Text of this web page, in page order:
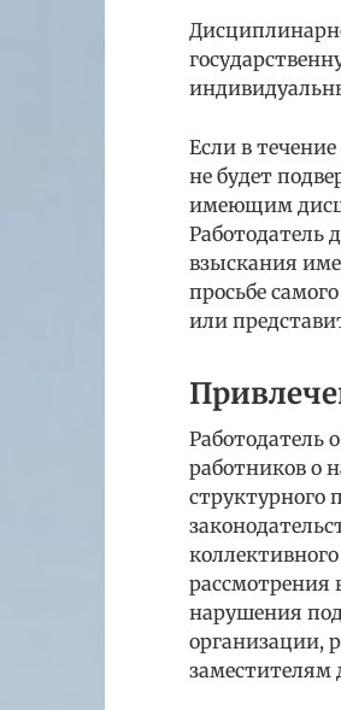
Если в
не будет
имеющим
Работодатель
взыскания
просьбе
или
Работодатель
работников о
структурного
рассмотрения
нарушения
организации,
заместителям